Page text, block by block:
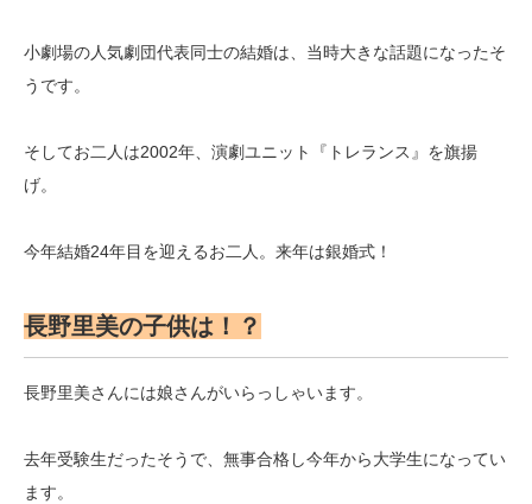
小劇場の人気劇団代表同士の結婚は、当時大きな話題になったそ
うです。
そしてお二人は2002年、演劇ユニット『トレランス』を旗揚
げ。
今年結婚24年目を迎えるお二人。来年は銀婚式！
長野里美の子供は！？
長野里美さんには娘さんがいらっしゃいます。
去年受験生だったそうで、無事合格し今年から大学生になってい
ます。